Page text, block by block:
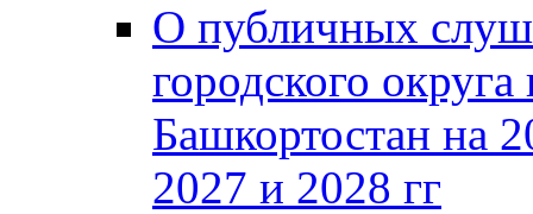
О публичных
городского
Башкортостан на
2027 и 2028 гг